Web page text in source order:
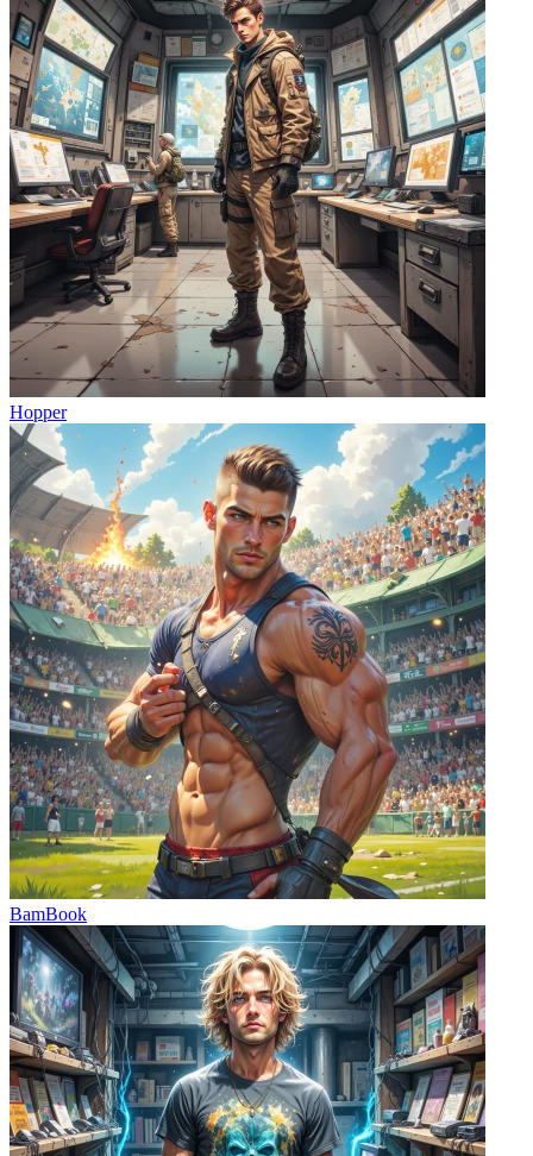
Hopper
BamBook